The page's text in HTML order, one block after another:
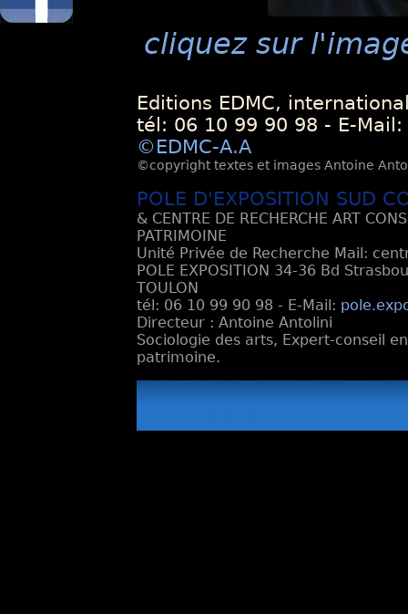
cliquez sur
Editions EDMC,
tél: 06 10 99 90 98 - E-Mail:
©EDMC-A.A
©copyright textes et images Antoine
POLE D'EXPOSITION SUD
& CENTRE DE RECHERCHE ART
PATRIMOINE
Unité Privée de Recherche Mail:
POLE EXPOSITION 34-36 Bd
TOULON
tél: 06 10 99 90 98 - E-Mail:
Directeur : Antoine Antolini
Sociologie des arts, Expert-conseil
patrimoine.